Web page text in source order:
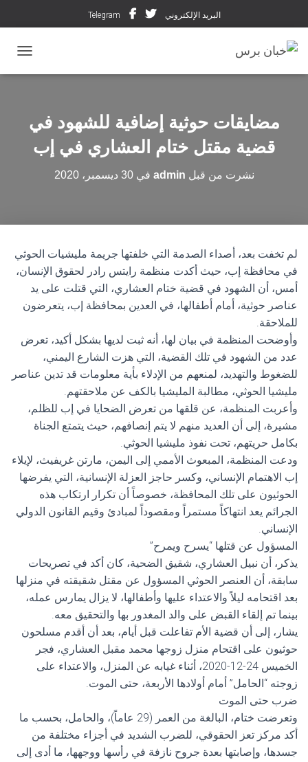
البريد الإلكتروني Telegram
مضايقات حوثية إضافية للشهود في
قضية مقتل ختام العشاري في إب
نشرت من قبل admin في30 ديسمبر، 2020
لم تخفت بعد، أصداء الصدمة التي خلفتها جريمة مليشيات الحوثي
في محافظة إب، حيث أكدت منظمة رايتس رادر لحقوق الإنسان،
أمس، أن الشهود في قضية ختام العشاري، التي قتلت على يد
عناصر حوثية، أمام أطفالها، في العدين بمحافظة إب، يتعرضون
للملاحقة.
وأوضحت المنظمة في بيان لها، أنه ثبت لديها بشكل أكيد، تعرض
عدد من الشهود في تلك القضية، التي هزت الشارع اليمني،
للضغوط والتهديد، لمنعهم من الإدلاء بأية معلومات قد تدين عناصر
مليشيا الحوثي، مطالبة المليشيا بالكف عن ملاحقتهم.
وأعربت المنظمة، عن قلقها من تعرض الضحايا في إب للظلم،
مشيرة، إلى أن العديد منهم لا يتم إنصافهم، حيث يتمتع الجناة
بكامل حريتهم، تحت نفوذ مليشيا الحوثي.
ودعت المنظمة، المبعوث الأممي إلى اليمن، مارتن غريفيث، لإيلاء
إب الاهتمام الإنساني، وكسر حاجز العزلة الإنسانية، التي يفرضها
الحوثيون على تلك المحافظة، خصوصاً أن تكرار ارتكاب هذه
الجرائم يعد انتهاكاً مستمراً ومقصوداً لمبادئ وقيم القانون الدولي
الإنساني.
المسؤول عن قتلها “يسرح ويمرح”
يذكر، أن نبيل العشاري، شقيق الضحية، كان أكد في تصريحات
سابقة، أن العنصر الحوثي المسؤول عن مقتل شقيقته في منزلها
بعد اقتحامه ليلاً والاعتداء عليها وأطفالها، لا يزال يمارس عمله،
بينما تم إلقاء القبض على والد المغدور بها والتحقيق معه.
يشار، إلى أن قضية الأم تفاعلت قبل أيام، بعد أن أقدم مسلحون
حوثيون على اقتحام منزل زوجها محمد مقبل العشاري، فجر
الخميس 24-12-2020، أثناء غيابه عن المنزل، والاعتداء على
زوجته “الحامل” أمام أولادها الأربعة، حتى الموت.
ضرب حتى الموت
وتعرضت ختام، البالغة من العمر (29 عاماً)، والحامل، بحسب ما
أكد مركز تعز الحقوقي، للضرب الشديد في أجزاء مختلفة من
جسدها، وإصابتها بعدة جروح نازفة في رأسها ووجهها، ما أدى إلى